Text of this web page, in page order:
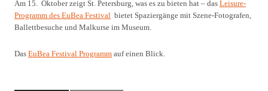
Am 15. Oktober zeigt St. Petersburg, was es zu bieten hat – das Leisure-
Programm des EuBea Festival bietet Spaziergänge mit Szene-Fotografen,
Ballettbesuche und Malkurse im Museum.
Das EuBea Festival Programm auf einen Blick.